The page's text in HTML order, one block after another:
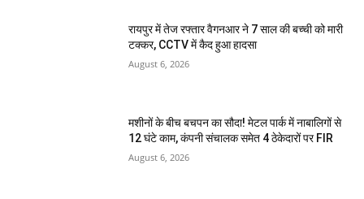
रायपुर में तेज रफ्तार वैगनआर ने 7 साल की बच्ची को मारी
टक्कर, CCTV में कैद हुआ हादसा
August 6, 2026
मशीनों के बीच बचपन का सौदा! मेटल पार्क में नाबालिगों से
12 घंटे काम, कंपनी संचालक समेत 4 ठेकेदारों पर FIR
August 6, 2026